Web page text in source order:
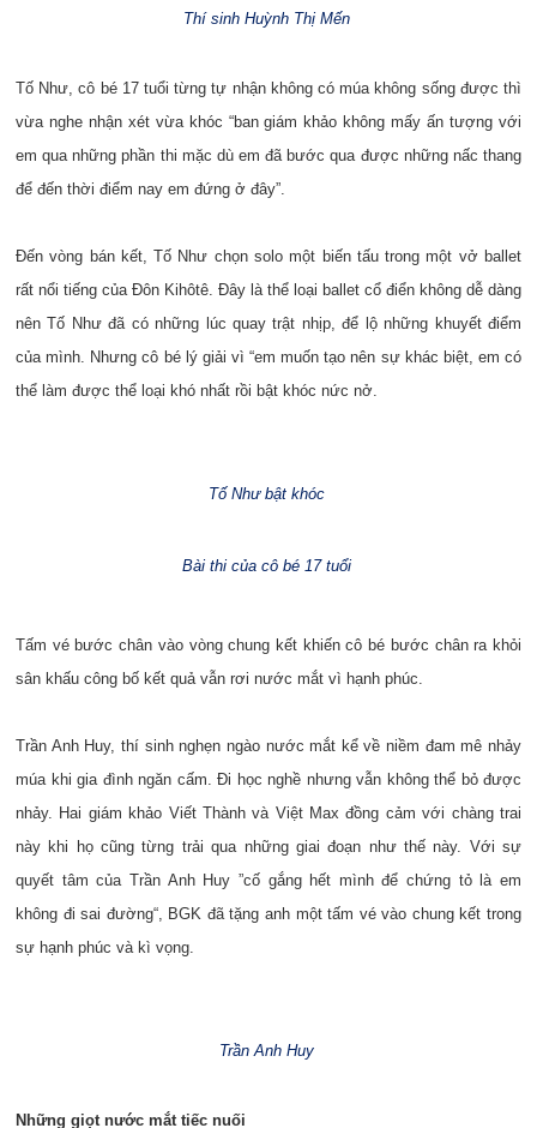
Thí sinh Huỳnh Thị Mến
Tố Như, cô bé 17 tuổi từng tự nhận không có múa không sống được thì
vừa nghe nhận xét vừa khóc “ban giám khảo không mấy ấn tượng với
em qua những phần thi mặc dù em đã bước qua được những nấc thang
để đến thời điểm nay em đứng ở đây”.
Đến vòng bán kết, Tố Như chọn solo một biến tấu trong một vở ballet
rất nổi tiếng của Đôn Kihôtê. Đây là thể loại ballet cổ điển không dễ dàng
nên Tố Như đã có những lúc quay trật nhịp, để lộ những khuyết điểm
của mình. Nhưng cô bé lý giải vì “em muốn tạo nên sự khác biệt, em có
thể làm được thể loại khó nhất rồi bật khóc nức nở.
Tố Như bật khóc
Bài thi của cô bé 17 tuổi
Tấm vé bước chân vào vòng chung kết khiến cô bé bước chân ra khỏi
sân khấu công bố kết quả vẫn rơi nước mắt vì hạnh phúc.
Trần Anh Huy, thí sinh nghẹn ngào nước mắt kể về niềm đam mê nhảy
múa khi gia đình ngăn cấm. Đi học nghề nhưng vẫn không thể bỏ được
nhảy. Hai giám khảo Viết Thành và Việt Max đồng cảm với chàng trai
này khi họ cũng từng trải qua những giai đoạn như thế này. Với sự
quyết tâm của Trần Anh Huy ”cố gắng hết mình để chứng tỏ là em
không đi sai đường“, BGK đã tặng anh một tấm vé vào chung kết trong
sự hạnh phúc và kì vọng.
Trần Anh Huy
Những giọt nước mắt tiếc nuối